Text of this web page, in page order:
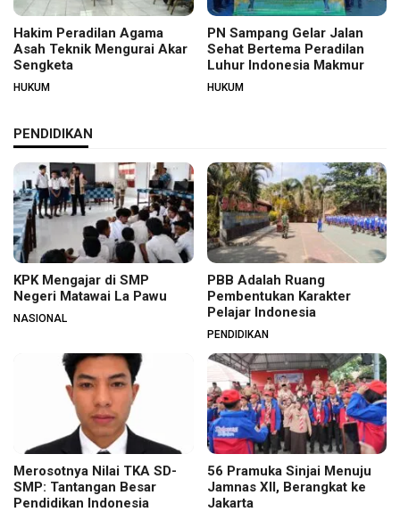
Hakim Peradilan Agama
Asah Teknik Mengurai Akar
Sengketa
HUKUM
PN Sampang Gelar Jalan
Sehat Bertema Peradilan
Luhur Indonesia Makmur
HUKUM
PENDIDIKAN
KPK Mengajar di SMP
Negeri Matawai La Pawu
NASIONAL
PBB Adalah Ruang
Pembentukan Karakter
Pelajar Indonesia
PENDIDIKAN
Merosotnya Nilai TKA SD-
SMP: Tantangan Besar
Pendidikan Indonesia
56 Pramuka Sinjai Menuju
Jamnas XII, Berangkat ke
Jakarta